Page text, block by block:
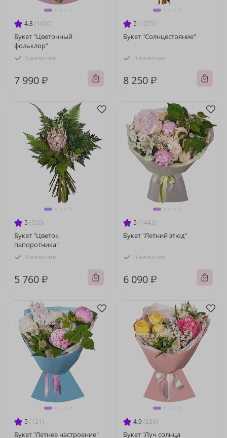
4.8 (1609)
Букет "Цветочный
фольклор"
В наличии
7 990 ₽
5 (1579)
Букет "Солнцестояние"
В наличии
8 250 ₽
5 (350)
Букет "Цветок
папоротника"
В наличии
5 760 ₽
5 (1442)
Букет "Летний этюд"
В наличии
6 090 ₽
5 (121)
Букет "Летнее настроение"
4.9 (238)
Букет "Луч солнца